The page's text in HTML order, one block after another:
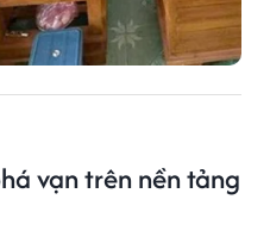
vạn trên nền tảng